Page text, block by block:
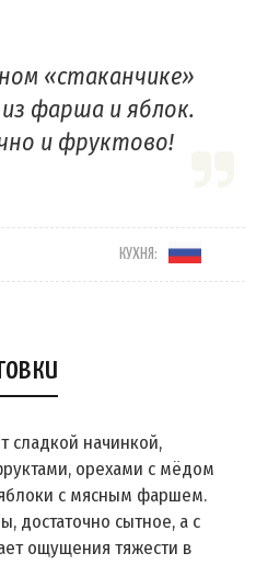
«стаканчике»
фарша и яблок.
и фруктово!
КУХНЯ:
начинкой,
орехами с мёдом
с мясным фаршем.
достаточно сытное, а с
ощущения тяжести в